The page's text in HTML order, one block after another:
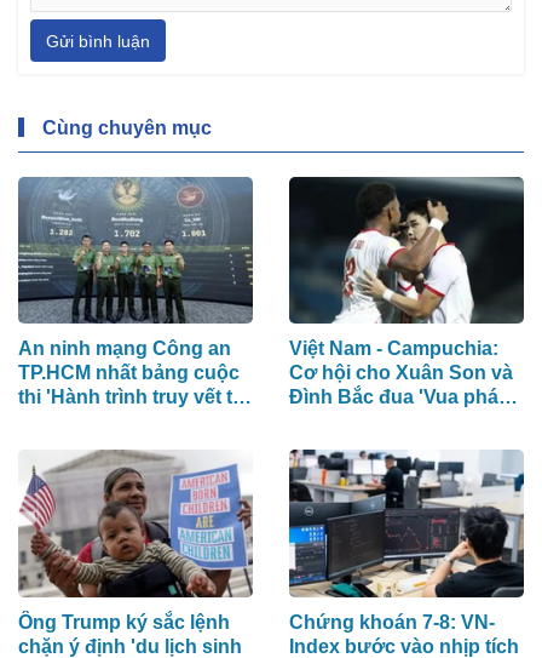
Gửi bình luận
Cùng chuyên mục
An ninh mạng Công an
TP.HCM nhất bảng cuộc
thi 'Hành trình truy vết tội
Việt Nam - Campuchia:
Cơ hội cho Xuân Son và
Đình Bắc đua 'Vua phá
Ông Trump ký sắc lệnh
chặn ý định 'du lịch sinh
Chứng khoán 7-8: VN-
Index bước vào nhịp tích